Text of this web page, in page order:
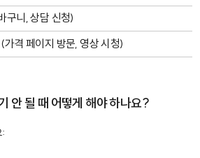
구니, 상담 신청)
격 페이지 방문, 영상 시청)
안 될 때 어떻게 해야 하나요?
: